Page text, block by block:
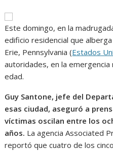
Este domingo, en la
edificio residencial que
Erie, Pennsylvania (Estados
autoridades, en la
edad.
Guy Santone, jefe del
esas ciudad, aseguró a
víctimas oscilan entre los
años. La agencia Associated
reportó que cuatro de los